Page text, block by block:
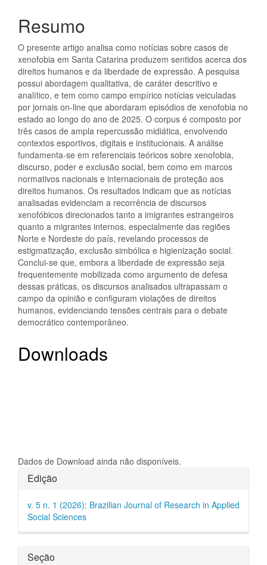
Resumo
O presente artigo analisa como notícias sobre casos de
xenofobia em Santa Catarina produzem sentidos acerca dos
direitos humanos e da liberdade de expressão. A pesquisa
possui abordagem qualitativa, de caráter descritivo e
analítico, e tem como campo empírico notícias veiculadas
por jornais on-line que abordaram episódios de xenofobia no
estado ao longo do ano de 2025. O corpus é composto por
três casos de ampla repercussão midiática, envolvendo
contextos esportivos, digitais e institucionais. A análise
fundamenta-se em referenciais teóricos sobre xenofobia,
discurso, poder e exclusão social, bem como em marcos
normativos nacionais e internacionais de proteção aos
direitos humanos. Os resultados indicam que as notícias
analisadas evidenciam a recorrência de discursos
xenofóbicos direcionados tanto a imigrantes estrangeiros
quanto a migrantes internos, especialmente das regiões
Norte e Nordeste do país, revelando processos de
estigmatização, exclusão simbólica e higienização social.
Conclui-se que, embora a liberdade de expressão seja
frequentemente mobilizada como argumento de defesa
dessas práticas, os discursos analisados ultrapassam o
campo da opinião e configuram violações de direitos
humanos, evidenciando tensões centrais para o debate
democrático contemporâneo.
Downloads
Dados de Download ainda não disponíveis.
Detalhes
do
artigo
Edição
v. 5 n. 1 (2026): Brazilian Journal of Research in Applied
Social Sciences
Seção